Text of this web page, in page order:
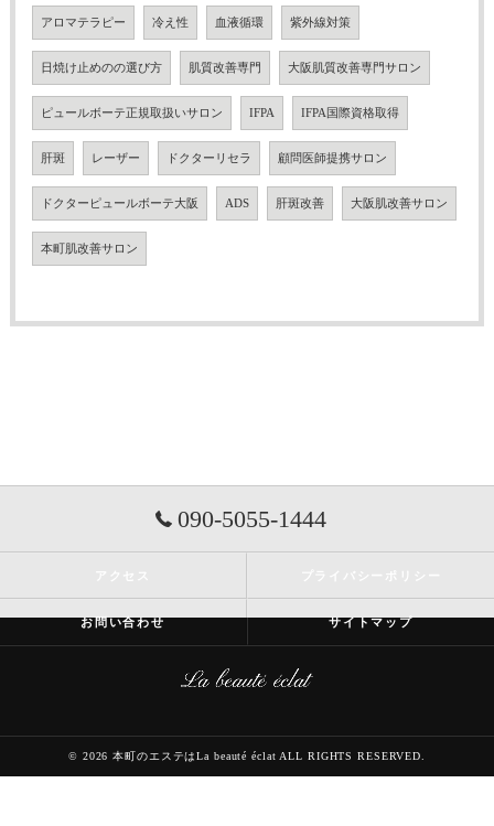
アロマテラピー 冷え性 血液循環 紫外線対策
日焼け止めのの選び方 肌質改善専門 大阪肌質改善専門サロン
ピュールボーテ正規取扱いサロン IFPA IFPA国際資格取得
肝斑 レーザー ドクターリセラ 顧問医師提携サロン
ドクターピュールボーテ大阪 ADS 肝斑改善 大阪肌改善サロン
本町肌改善サロン
090-5055-1444
お問い合わせ サイトマップ
© 2026 本町のエステはLa beauté éclat ALL RIGHTS RESERVED.